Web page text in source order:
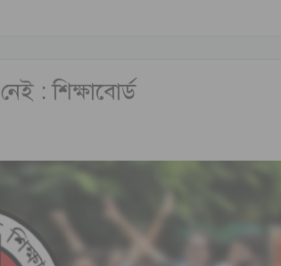
: শিক্ষাবোর্ড